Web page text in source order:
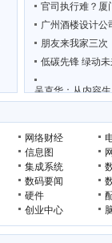
官司执行难？厦
广州酒楼设计公
朋友来我家三次
低碳先锋 绿动
吴克华：从内容
网络财经
信息图
集成系统
数码要闻
硬件
创业中心